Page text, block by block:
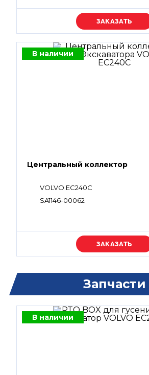
Уточняйте цену
В наличии
Центральный коллектор
VOLVO EC240C
SA1146-00062
Уточняйте цену
Запчасти
В наличии